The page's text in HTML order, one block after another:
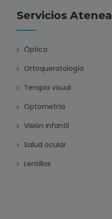
Servicios Atenea
Óptica
Ortoqueratología
Terapia visual
Optometría
Visión infantil
Salud ocular
Lentillas